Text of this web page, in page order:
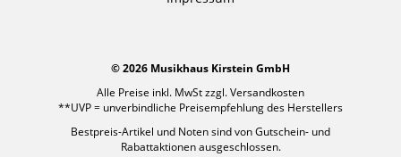
© 2026 Musikhaus Kirstein GmbH
Alle Preise inkl. MwSt zzgl.Versandkosten
**UVP = unverbindliche Preisempfehlung des Herstellers
Bestpreis-Artikel und Noten sind von Gutschein- und
Rabattaktionen ausgeschlossen.